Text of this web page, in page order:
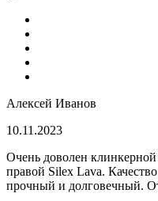
Алексей Иванов
10.11.2023
Очень доволен
правой Silex Lava.
прочный и долговечный.